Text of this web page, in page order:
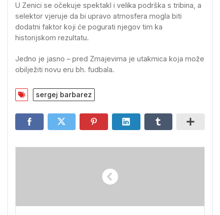
U Zenici se očekuje spektakl i velika podrška s tribina, a
selektor vjeruje da bi upravo atmosfera mogla biti
dodatni faktor koji će pogurati njegov tim ka
historijskom rezultatu.
Jedno je jasno – pred Zmajevima je utakmica koja može
obilježiti novu eru bh. fudbala.
sergej barbarez